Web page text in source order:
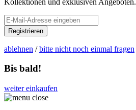
Registrieren
ablehnen /bitte nicht noch einmal fragen
Bis bald!
weiter einkaufen